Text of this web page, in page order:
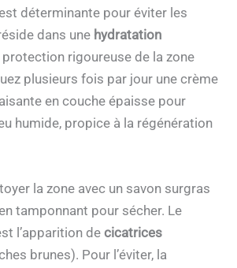
déterminante pour éviter les
dans une hydratation
rigoureuse de la zone
plusieurs fois par jour une crème
en couche épaisse pour
humide, propice à la régénération
la zone avec un savon surgras
tamponnant pour sécher. Le
l’apparition decicatrices
brunes). Pour l’éviter, la